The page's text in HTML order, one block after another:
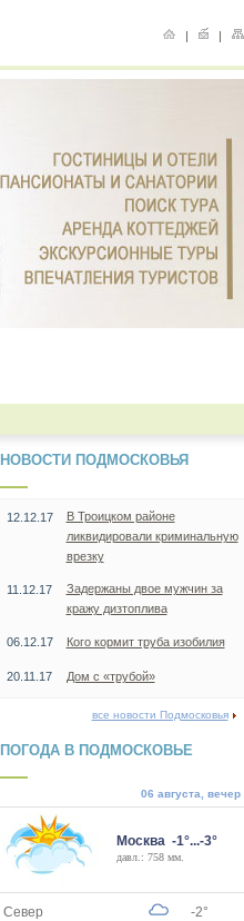
| |
НОВОСТИ ПОДМОСКОВЬЯ
12.12.17
В Троицком районе
ликвидировали криминальную
врезку
11.12.17
Задержаны двое мужчин за
кражу дизтоплива
06.12.17 Кого кормит труба изобилия
20.11.17 Дом с «трубой»
все новости Подмосковья
ПОГОДА В ПОДМОСКОВЬЕ
06 августа, вечер
Москва -1°...-3°
давл.: 758 мм.
Север
-2°